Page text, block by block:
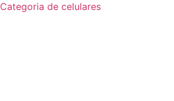
Categoria de celulares